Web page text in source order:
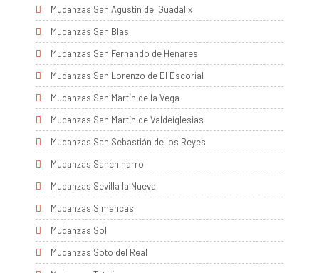
Mudanzas San Agustín del Guadalix
Mudanzas San Blas
Mudanzas San Fernando de Henares
Mudanzas San Lorenzo de El Escorial
Mudanzas San Martín de la Vega
Mudanzas San Martín de Valdeiglesias
Mudanzas San Sebastián de los Reyes
Mudanzas Sanchinarro
Mudanzas Sevilla la Nueva
Mudanzas Simancas
Mudanzas Sol
Mudanzas Soto del Real